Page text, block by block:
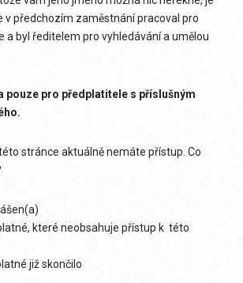
v předchozím zaměstnání pracoval pro
a byl ředitelem pro vyhledávání a umělou
pouze pro předplatitele s příslušným
stránce aktuálně nemáte přístup. Co
které neobsahuje přístup k této
již skončilo